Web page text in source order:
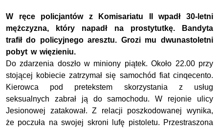
W ręce policjantów z Komisariatu II wpadł 30-letni
mężczyzna, który napadł na prostytutkę. Bandyta
trafił do policyjnego aresztu. Grozi mu dwunastoletni
pobyt w więzieniu.
Do zdarzenia doszło w miniony piątek. Około 22.00 przy
stojącej kobiecie zatrzymał się samochód fiat cinqecento.
Kierowca pod pretekstem skorzystania z usług
seksualnych zabrał ją do samochodu. W rejonie ulicy
Jesionowej zatakował. Z relacji poszkodowanej wynika,
że poczuła na swojej skroni lufę pistoletu. Przestraszona